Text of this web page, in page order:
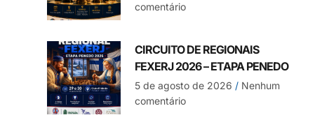
comentário
CIRCUITO DE REGIONAIS
FEXERJ 2026 – ETAPA PENEDO
5 de agosto de 2026 Nenhum
comentário